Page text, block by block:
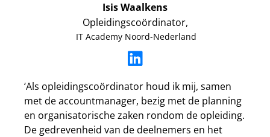
Isis Waalkens
Opleidingscoördinator,
IT Academy Noord-Nederland
‘Als opleidingscoördinator houd ik mij, samen
met de accountmanager, bezig met de planning
en organisatorische zaken rondom de opleiding.
De gedrevenheid van de deelnemers en het